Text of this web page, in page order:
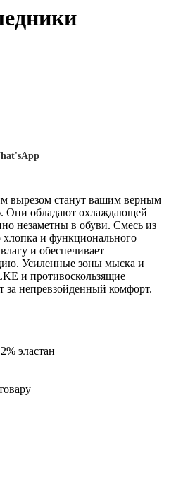
вырезом станут вашим верным
Они обладают охлаждающей
незаметны в обуви. Смесь из
хлопка и функционального
и обеспечивает
Усиленные зоны мыска и
и противоскользящие
за непревзойденный комфорт.
эластан